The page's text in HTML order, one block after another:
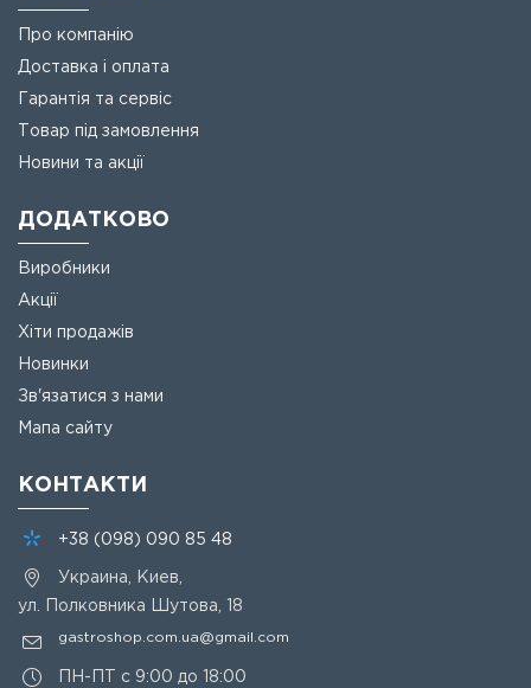
Про компанію
Доставка і оплата
Гарантія та сервіс
Товар під замовлення
Новини та акції
ДОДАТКОВО
Виробники
Акції
Хіти продажів
Новинки
Зв'язатися з нами
Мапа сайту
КОНТАКТИ
+38 (098) 090 85 48
Украина, Киев,
ул. Полковника Шутова, 18
gastroshop.com.ua@gmail.com
ПН-ПТ с 9:00 до 18:00